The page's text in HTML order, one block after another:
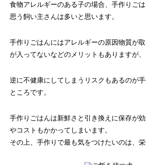
食物アレルギーのある子の場合、手作りご
思う飼い主さんは多いと思います。
手作りごはんにはアレルギーの原因物質が
が入ってないなどのメリットもありますが、
逆に不健康にしてしまうリスクもあるのが
ところです。
手作りごはんは新鮮さと引き換えに保存が
やコストもかかってしまいます。
その上、手作りで最も気をつけたいのは、栄